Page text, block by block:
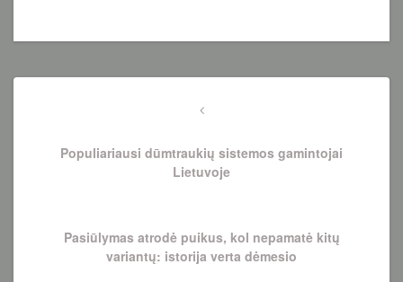
Navigacija
Previous
Populiariausi dūmtraukių sistemos gamintojai
Lietuvoje
NextPasiūlymas atrodė puikus, kol nepamatė kitų
variantų: istorija verta dėmesio